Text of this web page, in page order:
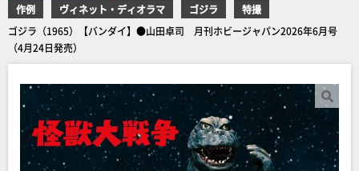
作例
ヴィネット・ディオラマ ゴジラ
特撮
ゴジラ（1965）【バンダイ】●山田卓司 月刊ホビージャパン2026年6月号
（4月24日発売）